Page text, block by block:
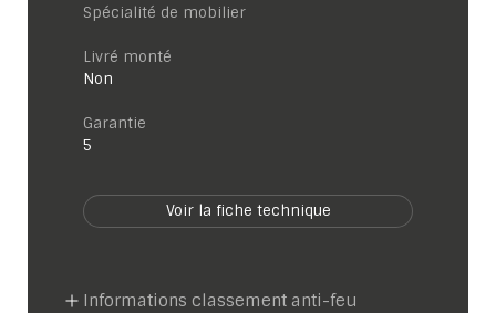
Spécialité de mobilier
Livré monté
Non
garantie
5
Voir la fiche technique
Informations classement anti-feu